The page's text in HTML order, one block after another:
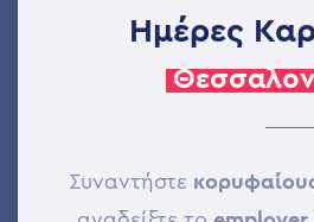
Ημέρες
Συναντήστε